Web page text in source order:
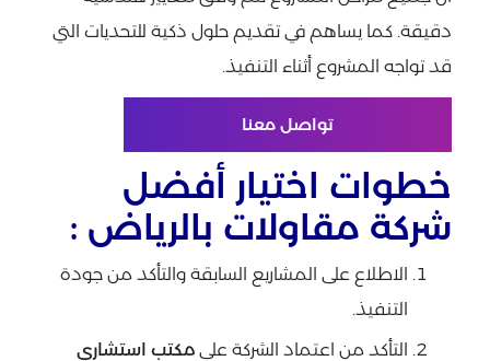
دقيقة. كما يساهم في تقديم حلول ذكية للتحديات التي
قد تواجه المشروع أثناء التنفيذ.
تواصل معنا
خطوات اختيار أفضل
شركة مقاولات بالرياض :
الاطلاع على المشاريع السابقة والتأكد من جودة
التنفيذ.
التأكد من اعتماد الشركة على مكتب استشاري